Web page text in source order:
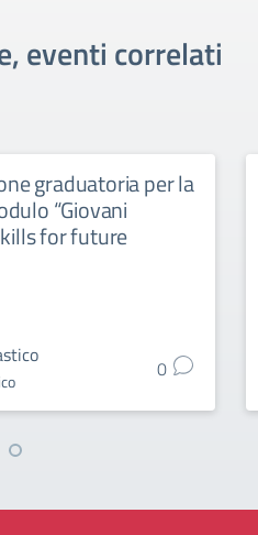
eventi correlati
graduatoria per la
“Giovani
for future
0